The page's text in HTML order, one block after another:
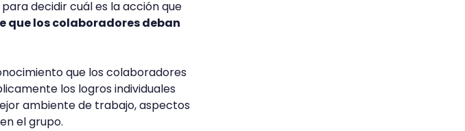
decidir cuál es la acción que
que los colaboradores deban
que los colaboradores
los logros individuales
ambiente de trabajo, aspectos
el grupo.